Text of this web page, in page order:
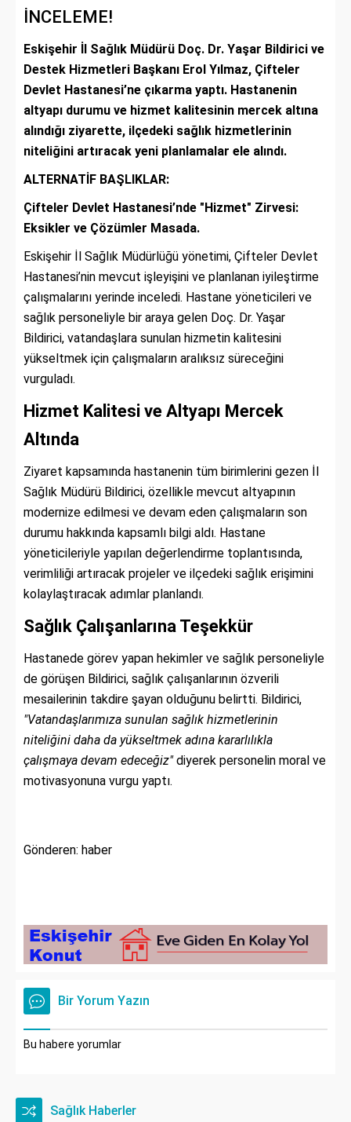
İNCELEME!
Eskişehir İl Sağlık Müdürü Doç. Dr. Yaşar Bildirici ve
Destek Hizmetleri Başkanı Erol Yılmaz, Çifteler
Devlet Hastanesi’ne çıkarma yaptı. Hastanenin
altyapı durumu ve hizmet kalitesinin mercek altına
alındığı ziyarette, ilçedeki sağlık hizmetlerinin
niteliğini artıracak yeni planlamalar ele alındı.
ALTERNATİF BAŞLIKLAR:
Çifteler Devlet Hastanesi’nde "Hizmet" Zirvesi:
Eksikler ve Çözümler Masada.
Eskişehir İl Sağlık Müdürlüğü yönetimi, Çifteler Devlet
Hastanesi’nin mevcut işleyişini ve planlanan iyileştirme
çalışmalarını yerinde inceledi. Hastane yöneticileri ve
sağlık personeliyle bir araya gelen Doç. Dr. Yaşar
Bildirici, vatandaşlara sunulan hizmetin kalitesini
yükseltmek için çalışmaların aralıksız süreceğini
vurguladı.
Hizmet Kalitesi ve Altyapı Mercek
Altında
Ziyaret kapsamında hastanenin tüm birimlerini gezen İl
Sağlık Müdürü Bildirici, özellikle mevcut altyapının
modernize edilmesi ve devam eden çalışmaların son
durumu hakkında kapsamlı bilgi aldı. Hastane
yöneticileriyle yapılan değerlendirme toplantısında,
verimliliği artıracak projeler ve ilçedeki sağlık erişimini
kolaylaştıracak adımlar planlandı.
Sağlık Çalışanlarına Teşekkür
Hastanede görev yapan hekimler ve sağlık personeliyle
de görüşen Bildirici, sağlık çalışanlarının özverili
mesailerinin takdire şayan olduğunu belirtti. Bildirici,
"Vatandaşlarımıza sunulan sağlık hizmetlerinin
niteliğini daha da yükseltmek adına kararlılıkla
çalışmaya devam edeceğiz"diyerek personelin moral ve
motivasyonuna vurgu yaptı.
Gönderen: haber
Bir Yorum Yazın
Bu habere yorumlar
Sağlık Haberler